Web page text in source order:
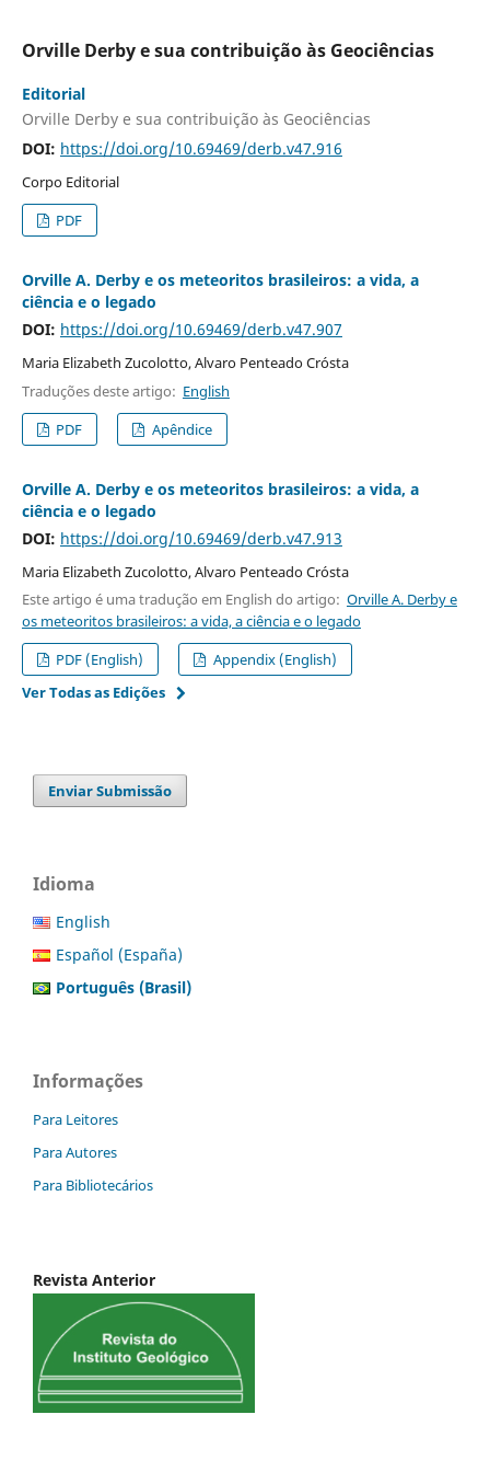
Orville Derby e sua contribuição às Geociências
Editorial
Orville Derby e sua contribuição às Geociências
DOI: https://doi.org/10.69469/derb.v47.916
Corpo Editorial
PDF
Orville A. Derby e os meteoritos brasileiros: a vida, a
ciência e o legado
DOI: https://doi.org/10.69469/derb.v47.907
Maria Elizabeth Zucolotto, Alvaro Penteado Crósta
Traduções deste artigo: English
PDF
Apêndice
Orville A. Derby e os meteoritos brasileiros: a vida, a
ciência e o legado
DOI: https://doi.org/10.69469/derb.v47.913
Maria Elizabeth Zucolotto, Alvaro Penteado Crósta
Este artigo é uma tradução em English do artigo: Orville A. Derby e
os meteoritos brasileiros: a vida, a ciência e o legado
PDF (English)
Appendix (English)
Ver Todas as Edições
Enviar Submissão
Idioma
English
Español (España)
Português (Brasil)
Informações
Para Leitores
Para Autores
Para Bibliotecários
Revista Anterior